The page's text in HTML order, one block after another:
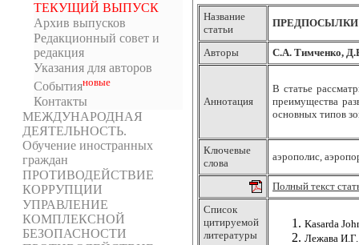
ТЕКУЩИЙ ВЫПУСК
Архив выпусков
Редакционный совет и
редакция
Указания для авторов
Событияновыe
Контакты
МЕЖДУНАРОДНАЯ
ДЕЯТЕЛЬНОСТЬ.
Обучение иностранных
граждан
ПРОТИВОДЕЙСТВИЕ
КОРРУПЦИИ
УПРАВЛЕНИЕ
КОМПЛЕКСНОЙ
БЕЗОПАСНОСТИ
Название
статьи
ПРЕДПОСЫЛКИ
Авторы С.А. Тимченко,
Аннотация
В статье
преимущества
основных типов
Ключевые
слова
аэрополис,
Полный текст
Список
цитируемой
литературы
Kasarda
Лежава